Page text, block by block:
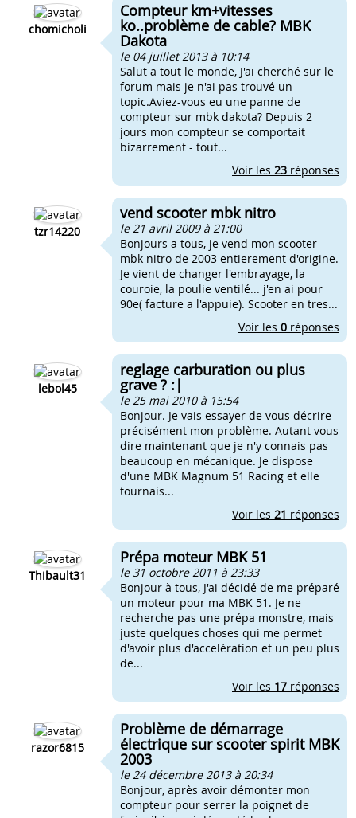
chomicholi
Compteur km+vitesses
ko..problème de cable? MBK
Dakota
le 04 juillet 2013 à 10:14
Salut a tout le monde, J'ai cherché sur le
forum mais je n'ai pas trouvé un
topic.Aviez-vous eu une panne de
compteur sur mbk dakota? Depuis 2
jours mon compteur se comportait
bizarrement - tout...
Voir les 23 réponses
tzr14220
vend scooter mbk nitro
le 21 avril 2009 à 21:00
Bonjours a tous, je vend mon scooter
mbk nitro de 2003 entierement d'origine.
Je vient de changer l'embrayage, la
couroie, la poulie ventilé... j'en ai pour
90e( facture a l'appuie). Scooter en tres...
Voir les 0 réponses
lebol45
reglage carburation ou plus
grave ? :|
le 25 mai 2010 à 15:54
Bonjour. Je vais essayer de vous décrire
précisément mon problème. Autant vous
dire maintenant que je n'y connais pas
beaucoup en mécanique. Je dispose
d'une MBK Magnum 51 Racing et elle
tournais...
Voir les 21 réponses
Thibault31
Prépa moteur MBK 51
le 31 octobre 2011 à 23:33
Bonjour à tous, J'ai décidé de me préparé
un moteur pour ma MBK 51. Je ne
recherche pas une prépa monstre, mais
juste quelques choses qui me permet
d'avoir plus d'accelération et un peu plus
de...
Voir les 17 réponses
razor6815
Problème de démarrage
électrique sur scooter spirit MBK
2003
le 24 décembre 2013 à 20:34
Bonjour, après avoir démonter mon
compteur pour serrer la poignet de